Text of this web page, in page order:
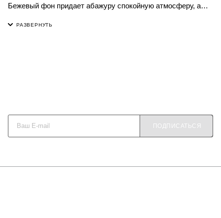
Бежевый фон придает абажуру спокойную атмосферу, а
ПОДПИСАТЬСЯ